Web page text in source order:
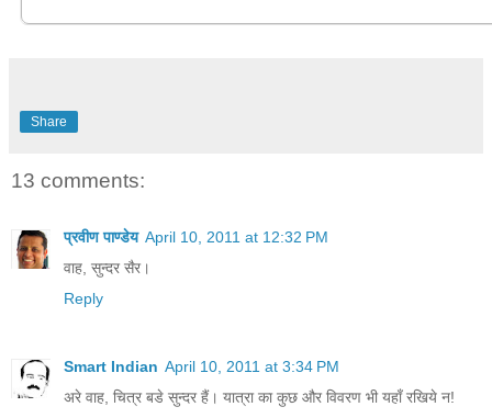
Share
13 comments:
प्रवीण पाण्डेय April 10, 2011 at 12:32 PM
वाह, सुन्दर सैर।
Reply
Smart Indian April 10, 2011 at 3:34 PM
अरे वाह, चित्र बडे सुन्दर हैं। यात्रा का कुछ और विवरण भी यहाँ रखिये न!